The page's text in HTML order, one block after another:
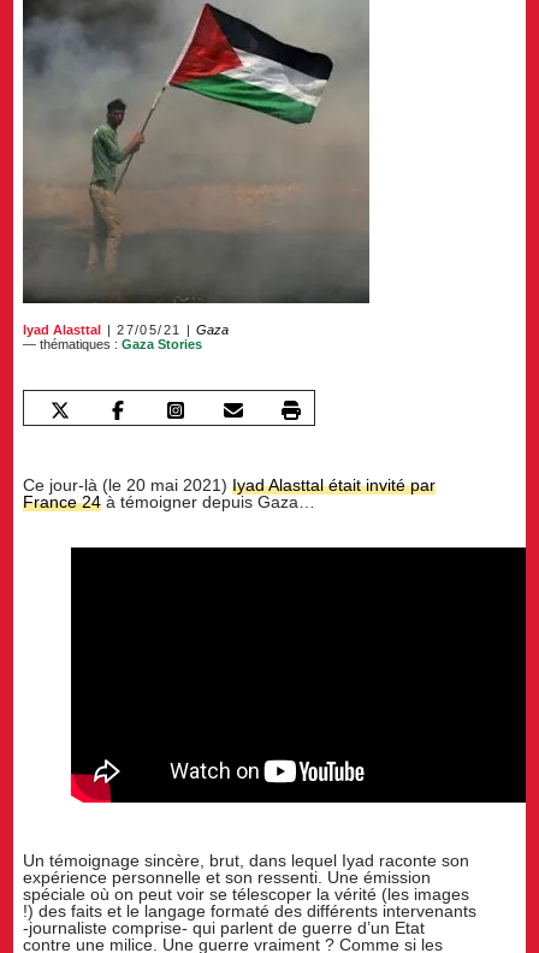
Iyad Alasttal 27/05/21
Gaza
— thématiques :Gaza Stories
Ce jour-là (le 20 mai 2021)Iyad Alasttal était invité par
France 24 à témoigner depuis Gaza…
En direct de Gaza Témoignage d’Iyad Alasttal à France 24
Un témoignage sincère, brut, dans lequel Iyad raconte son
expérience personnelle et son ressenti. Une émission
spéciale où on peut voir se télescoper la vérité (les images
!) des faits et le langage formaté des différents intervenants
-journaliste comprise- qui parlent de guerre d’un Etat
contre une milice. Une guerre vraiment ? Comme si les